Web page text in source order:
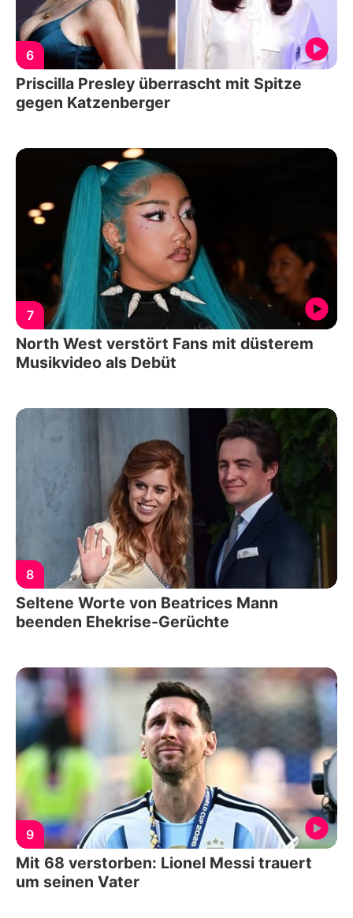
6
Priscilla Presley überrascht mit Spitze
gegen Katzenberger
7
North West verstört Fans mit düsterem
Musikvideo als Debüt
8
Seltene Worte von Beatrices Mann
beenden Ehekrise-Gerüchte
9
Mit 68 verstorben: Lionel Messi trauert
um seinen Vater